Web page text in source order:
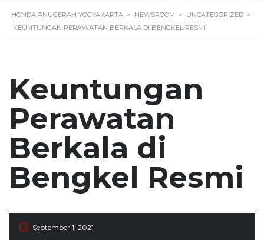
HONDA ANUGERAH YOGYAKARTA > NEWSROOM > UNCATEGORIZED >
KEUNTUNGAN PERAWATAN BERKALA DI BENGKEL RESMI
Keuntungan
Perawatan
Berkala di
Bengkel Resmi
September 1, 2021